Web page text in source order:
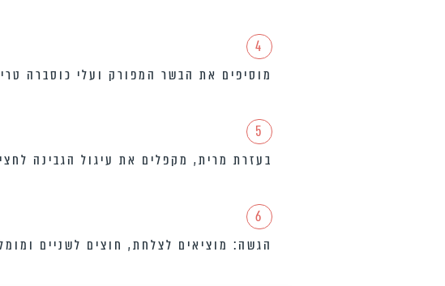
4
מוסיפים את הבשר המפורק ועלי כוסברה
5
בעזרת מרית, מקפלים את עיגול הגבינה
6
הגשה: מוציאים לצלחת, חוצים לשניים